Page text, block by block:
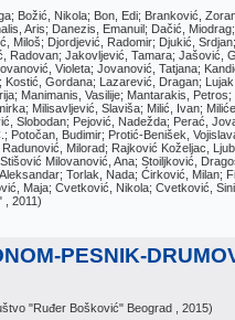
Božić, Nikola; Bon, Edi; Branković,
Aris; Danezis, Emanuil; Dačić,
Miloš; Djordjević, Radomir; Djukić,
Radovan; Jakovljević, Tamara; Jašović,
Violeta; Jovanović, Tatjana;
Kostić, Gordana; Lazarević, Dragan;
Manimanis, Vasilije; Mantarakis,
Milisavljević, Slaviša; Milić, Ivan;
Slobodan; Pejović, Nadežda; Perać,
Potočan, Budimir; Protić-Benišek,
Milorad; Rajković Koželjac,
Milovanović, Ana; Stoiljković,
Torlak, Nada; Ćirković, Milan;
Maja; Cvetković, Nikola; Cvetković,
, 2011)
PESNIK-
"Ruđer Bošković" Beograd , 2015)